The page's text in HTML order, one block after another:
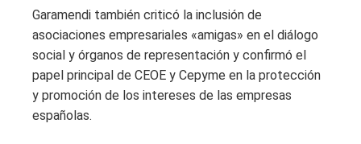
Garamendi también criticó la inclusión de
asociaciones empresariales «amigas» en el diálogo
social y órganos de representación y confirmó el
papel principal de CEOE y Cepyme en la protección
y promoción de los intereses de las empresas
españolas.